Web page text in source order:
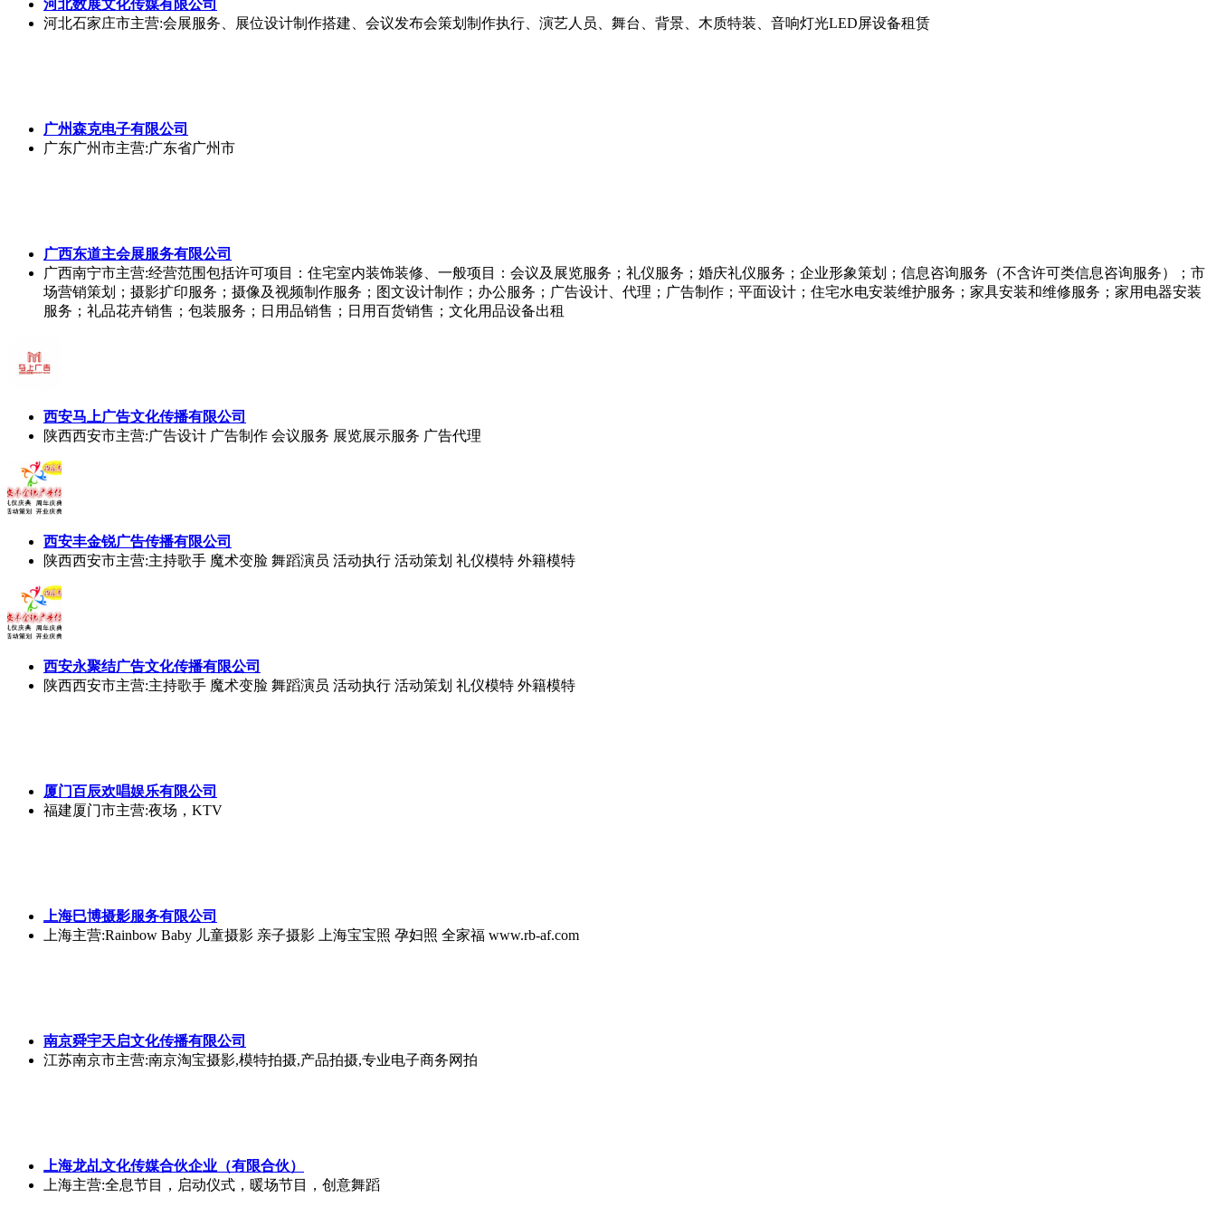
河北数展文化传媒有限公司
河北石家庄市主营:会展服务、展位设计制作搭建、会议发布会策划制作执行、演艺人员、舞台、背景、木质特装、音响灯光LED屏设备租赁
广州森克电子有限公司
广东广州市主营:广东省广州市
广西东道主会展服务有限公司
广西南宁市主营:经营范围包括许可项目：住宅室内装饰装修、一般项目：会议及展览服务；礼仪服务；婚庆礼仪服务；企业形象策划；信息咨询服务（不含许可类信息咨询服务）；市
场营销策划；摄影扩印服务；摄像及视频制作服务；图文设计制作；办公服务；广告设计、代理；广告制作；平面设计；住宅水电安装维护服务；家具安装和维修服务；家用电器安装
服务；礼品花卉销售；包装服务；日用品销售；日用百货销售；文化用品设备出租
西安马上广告文化传播有限公司
陕西西安市主营:广告设计 广告制作 会议服务 展览展示服务 广告代理
西安丰金锐广告传播有限公司
陕西西安市主营:主持歌手 魔术变脸 舞蹈演员 活动执行 活动策划 礼仪模特 外籍模特
西安永聚结广告文化传播有限公司
陕西西安市主营:主持歌手 魔术变脸 舞蹈演员 活动执行 活动策划 礼仪模特 外籍模特
厦门百辰欢唱娱乐有限公司
福建厦门市主营:夜场，KTV
上海巳博摄影服务有限公司
上海主营:Rainbow Baby 儿童摄影 亲子摄影 上海宝宝照 孕妇照 全家福 www.rb-af.com
南京舜宇天启文化传播有限公司
江苏南京市主营:南京淘宝摄影,模特拍摄,产品拍摄,专业电子商务网拍
上海龙乩文化传媒合伙企业（有限合伙）
上海主营:全息节目，启动仪式，暖场节目，创意舞蹈